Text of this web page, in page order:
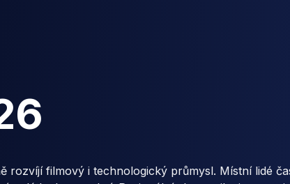
rozvíjí filmový i technologický průmysl. Místní lidé